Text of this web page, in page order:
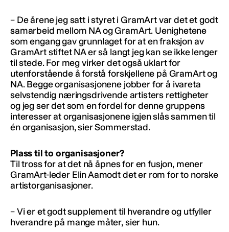
– De årene jeg satt i styret i GramArt var det et godt
samarbeid mellom NA og GramArt. Uenighetene
som engang gav grunnlaget for at en fraksjon av
GramArt stiftet NA er så langt jeg kan se ikke lenger
til stede. For meg virker det også uklart for
utenforstående å forstå forskjellene på GramArt og
NA. Begge organisasjonene jobber for å ivareta
selvstendig næringsdrivende artisters rettigheter
og jeg ser det som en fordel for denne gruppens
interesser at organisasjonene igjen slås sammen til
én organisasjon, sier Sommerstad.
Plass til to organisasjoner?
Til tross for at det nå åpnes for en fusjon, mener
GramArt-leder Elin Aamodt det er rom for to norske
artistorganisasjoner.
– Vi er et godt supplement til hverandre og utfyller
hverandre på mange måter, sier hun.